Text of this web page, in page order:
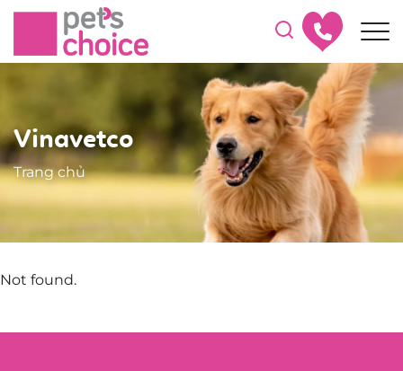
Vinavetco
Trang chủ
Not found.